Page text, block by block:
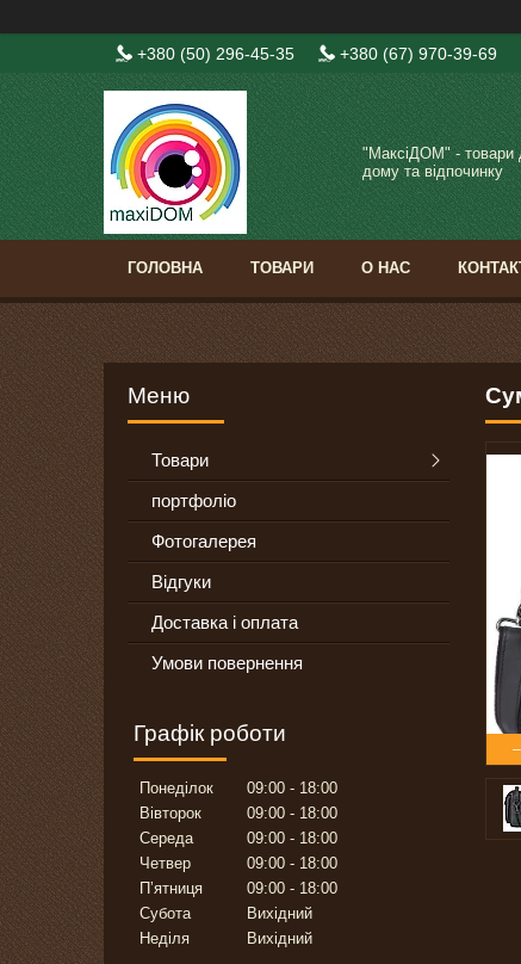
+380 (50) 296-45-35 +380 (67) 970-39-69
"МаксіДОМ" - товари
дому та відпочинку
ГОЛОВНА ТОВАРИ О НАС
Товари
портфоліо
Фотогалерея
Відгуки
Доставка і оплата
Умови повернення
Графік роботи
Понеділок 09:00
18:00
Вівторок
09:00
18:00
Середа
09:00
18:00
Четвер
09:00
18:00
Пʼятниця
09:00
18:00
Субота
Вихідний
Неділя
Вихідний